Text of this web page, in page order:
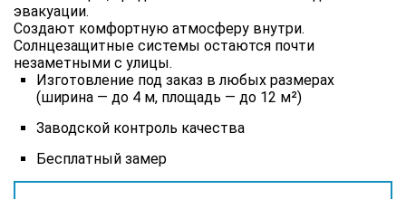
эвакуации.
Создают комфортную атмосферу внутри.
Солнцезащитные системы остаются почти
незаметными с улицы.
Изготовление под заказ в любых размерах
(ширина — до 4 м, площадь — до 12 м²)
Заводской контроль качества
Бесплатный замер